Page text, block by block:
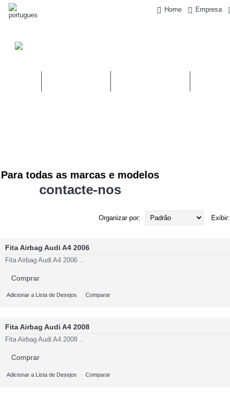
Home Empresa
Para todas as marcas e modelos
contacte-nos
Exibir:
Organizar por:
Fita Airbag Audi A4 2006
Fita Airbag Audi A4 2006 ..
Comprar
Adicionar a Lista de Desejos Comparar
Fita Airbag Audi A4 2008
Fita Airbag Audi A4 2008 ..
Comprar
Adicionar a Lista de Desejos Comparar